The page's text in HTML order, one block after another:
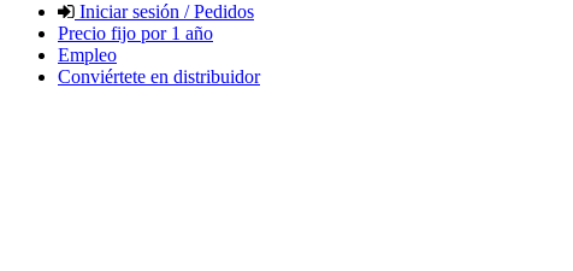
Iniciar sesión / Pedidos
Precio fijo por 1 año
Empleo
Conviértete en distribuidor